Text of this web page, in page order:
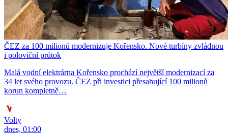
ČEZ za 100 milionů modernizuje Kořensko. Nové turbíny zvládnou
i poloviční průtok
Malá vodní elektrárna Kořensko prochází největší modernizací za
34 let svého provozu. ČEZ při investici přesahující 100 milionů
korun kompletně…
Volty
dnes, 01:00